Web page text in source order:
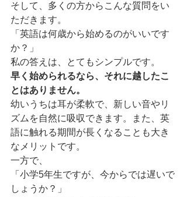
そして、多くの方からこんな質問をい
ただきます。
「英語は何歳から始めるのがいいです
か？」
私の答えは、とてもシンプルです。
早く始められるなら、それに越したこ
とはありません。
幼いうちは耳が柔軟で、新しい音やリ
ズムを自然に吸収できます。また、英
語に触れる期間が長くなることも大き
なメリットです。
一方で、
「小学5年生ですが、今からでは遅いで
しょうか？」